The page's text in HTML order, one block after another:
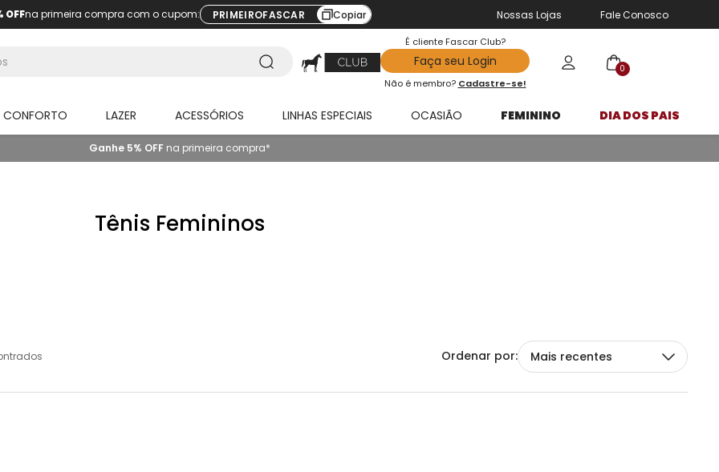
OFFna primeira compra com o cupom: PRIMEIROFASCAR Copiar Nossas Lojas Fale Conosco
É cliente Fascar Club?
Faça seu Login
Não é membro? Cadastre-se!
0
LAZER ACESSÓRIOS LINHAS ESPECIAIS OCASIÃO FEMININO DIA DOS PAIS
Ganhe 5% OFF na primeira compra*
Tênis Femininos
Mais recentes